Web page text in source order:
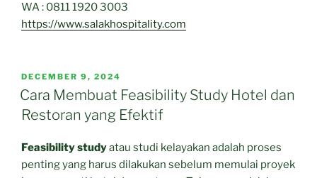
WA : 0811 1920 3003
https://www.salakhospitality.com
POSTED
ON
DECEMBER 9, 2024
Cara Membuat Feasibility Study Hotel dan
Restoran yang Efektif
Feasibility studyatau studi kelayakan adalah proses
penting yang harus dilakukan sebelum memulai proyek